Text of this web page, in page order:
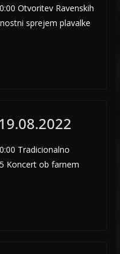
Otvoritev Ravenskih
sprejem plavalke
Tradicionalno
Koncert ob farnem